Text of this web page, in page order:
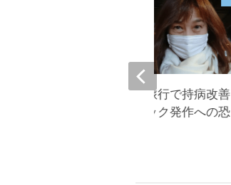
大島奈保美、プチ旅行で持病改善
『頭痛も軽くパニック発作への恐